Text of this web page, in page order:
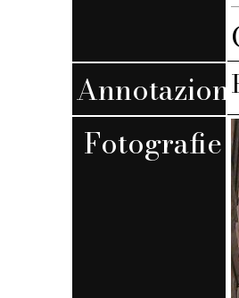
Annotazioni
Fotografie